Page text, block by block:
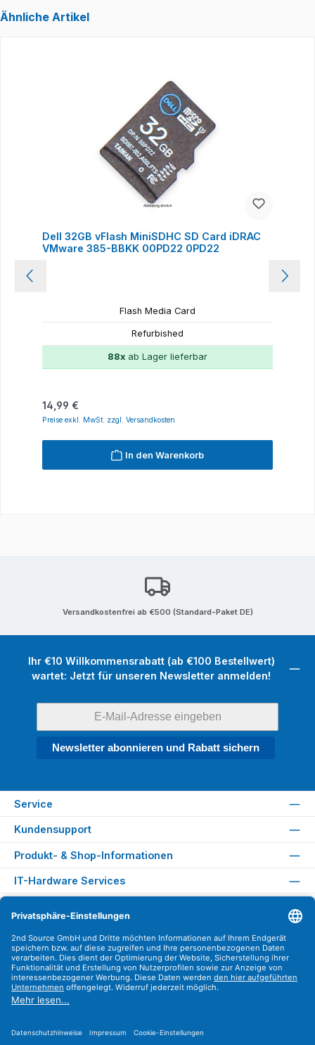
Ähnliche Artikel
Dell 32GB vFlash MiniSDHC SD Card iDRAC
VMware 385-BBKK 00PD22 0PD22
Flash Media Card
Refurbished
88x ab Lager lieferbar
Regulärer Preis:
14,99 €
Preise exkl. MwSt. zzgl. Versandkosten
In den Warenkorb
Versandkostenfrei ab €500 (Standard-Paket DE)
Ihr €10 Willkommensrabatt (ab €100 Bestellwert)
wartet: Jetzt für unseren Newsletter anmelden!
Newsletter abonnieren und Rabatt sichern
Service
Kundensupport
Produkt- & Shop-Informationen
IT-Hardware Services
Versandarten
Zahlungsarten
Sicher Einkaufen
Find us on